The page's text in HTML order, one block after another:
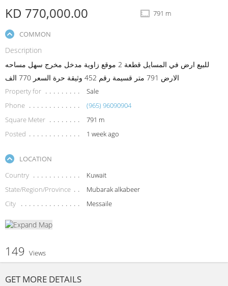
KD 770,000.00
791 m
COMMON
Description
للبيع ارض في المسايل قطعة 2 موقع زاوية مدخل مخرج سهل مساحه
الارض 791 متر قسيمة رقم 452 وثيقة حرة السعر 770 الف
Property for
Sale
Phone
(965) 96090904
Square Meter
791 m
Posted
1 week ago
LOCATION
Country
Kuwait
State/Region/Province
Mubarak alkabeer
City
Messaile
149 Views
GET MORE DETAILS